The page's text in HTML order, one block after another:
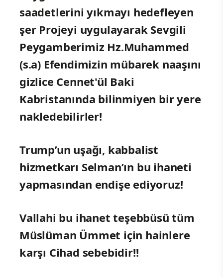
saadetlerini yıkmayı hedefleyen
şer Projeyi uygulayarak Sevgili
Peygamberimiz Hz.Muhammed
(s.a) Efendimizin mübarek naaşını
gizlice Cennet'ül Baki
Kabristanında bilinmiyen bir yere
nakledebilirler!
Trump’un uşağı, kabbalist
hizmetkarı Selman’ın bu ihaneti
yapmasından endişe ediyoruz!
Vallahi bu ihanet teşebbüsü tüm
Müslüman Ümmet için hainlere
karşı Cihad sebebidir!!